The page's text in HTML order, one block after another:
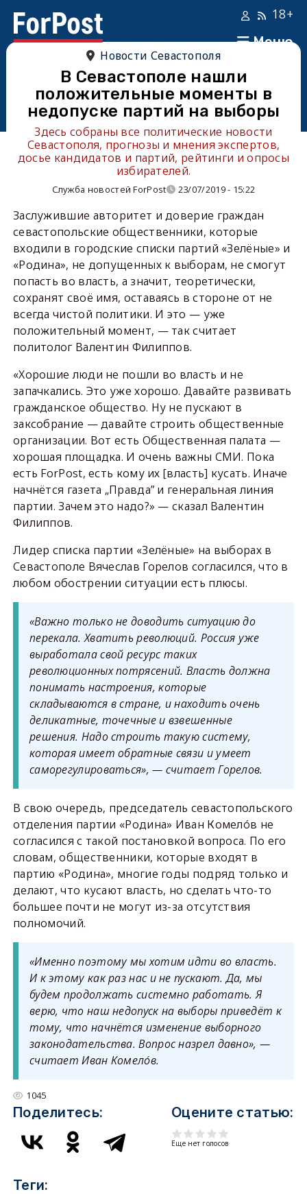
Меню
18+
Новости Севастополя
В Севастополе нашли
положительные моменты в
недопуске партий на выборы
Здесь собраны все политические новости
Севастополя, прогнозы и мнения экспертов,
досье кандидатов и партий, рейтинги и опросы
избирателей.
Служба новостей ForPost 23/07/2019 - 15:22
Заслужившие авторитет и доверие граждан
севастопольские общественники, которые
входили в городские списки партий «Зелёные» и
«Родина», не допущенных к выборам, не смогут
попасть во власть, а значит, теоретически,
сохранят своё имя, оставаясь в стороне от не
всегда чистой политики. И это — уже
положительный момент, — так считает
политолог Валентин Филиппов.
«Хорошие люди не пошли во власть и не
запачкались. Это уже хорошо. Давайте развивать
гражданское общество. Ну не пускают в
заксобрание — давайте строить общественные
организации. Вот есть Общественная палата —
хорошая площадка. И очень важны СМИ. Пока
есть ForPost, есть кому их [власть] кусать. Иначе
начнётся газета „Правда” и генеральная линия
партии. Зачем это надо?» — сказал Валентин
Филиппов.
Лидер списка партии «Зелёные» на выборах в
Севастополе Вячеслав Горелов согласился, что в
любом обострении ситуации есть плюсы.
«Важно только не доводить ситуацию до
перекала. Хватить революций. Россия уже
выработала свой ресурс таких
революционных потрясений. Власть должна
понимать настроения, которые
складываются в стране, и находить очень
деликатные, точечные и взвешенные
решения. Надо строить такую систему,
которая имеет обратные связи и умеет
саморегулироваться», — считает Горелов.
В свою очередь, председатель севастопольского
отделения партии «Родина» Иван Комелóв не
согласился с такой постановкой вопроса. По его
словам, общественники, которые входят в
партию «Родина», многие годы подряд только и
делают, что кусают власть, но сделать что-то
большее почти не могут из-за отсутствия
полномочий.
«Именно поэтому мы хотим идти во власть.
И к этому как раз нас и не пускают. Да, мы
будем продолжать системно работать. Я
верю, что наш недопуск на выборы приведёт к
тому, что начнётся изменение выборного
законодательства. Вопрос назрел давно», —
считает Иван Комелóв.
1045
Поделитесь: Оцените статью:
Еще нет голосов
Теги: